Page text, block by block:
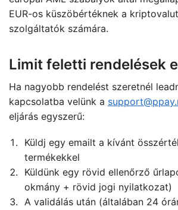
EUR-os küszöbértéknek a
szolgáltatók számára.
Limit feletti rendelések
Ha nagyobb rendelést szeretnél
kapcsolatba velünk a
eljárás egyszerű:
Küldj egy emailt a kívánt
termékekkel
Küldünk egy rövid ellenőrző
okmány + rövid jogi nyilatkozat)
A validálás után (általában 24